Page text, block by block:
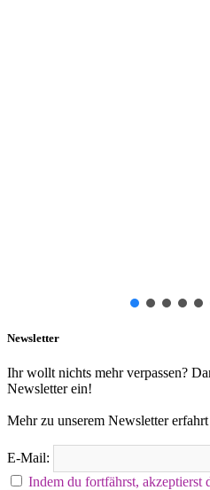
Newsletter
Ihr wollt nichts mehr verpassen?
Newsletter ein!
Mehr zu unserem Newsletter
E-Mail:
Indem du fortfährst, akzeptierst